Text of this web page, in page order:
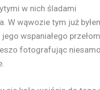
w nich śladami
W wąwozie tym już
wspaniałego
fotografując